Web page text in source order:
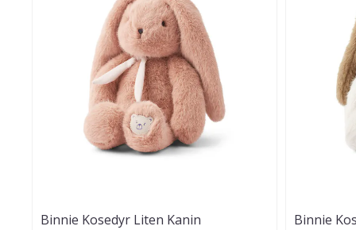
Binnie Kosedyr Liten Kanin Binnie